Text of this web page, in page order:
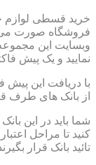
خرید قسطی لوازم
فروشگاه صورت می
نمایید و یک پیش
با دریافت این پیش
از بانک های طرف
کنید تا مراحل
تائید بانک قرار